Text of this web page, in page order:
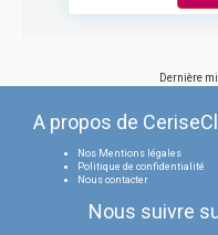
Dernière
A propos de
Nos Mentions légales
Politique de confidentialité
Nous contacter
Nous suivre